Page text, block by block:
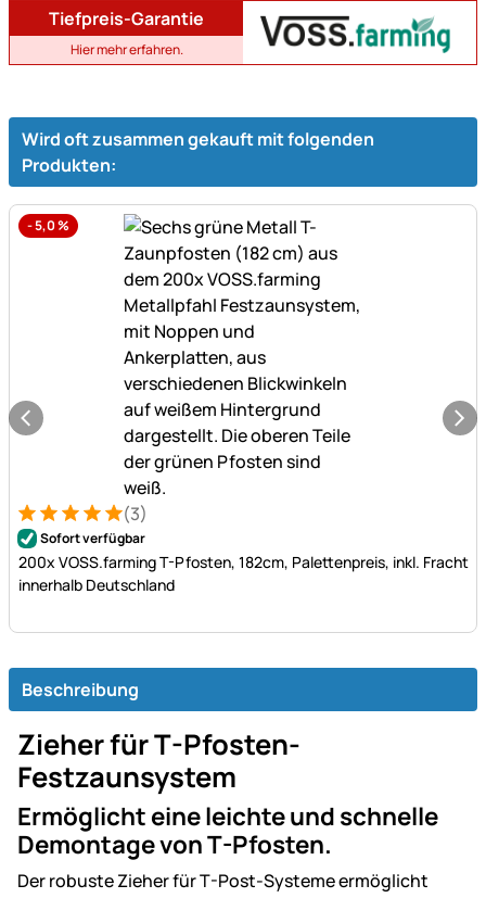
Tiefpreis-Garantie
Hier mehr erfahren.
Wird oft zusammen gekauft mit folgenden
Produkten:
-5,0%
Bewertung: 5 von 5 (3 Bewertungen)
3 Bewertungen
(3)
Sofort verfügbar
200x VOSS.farming T-Pfosten, 182cm, Palettenpreis, inkl. Fracht
innerhalb Deutschland
Beschreibung
Zieher für T-Pfosten-
Festzaunsystem
Ermöglicht eine leichte und schnelle
Demontage von T-Pfosten.
Der robuste Zieher für T-Post-Systeme ermöglicht